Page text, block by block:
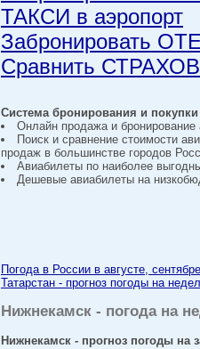
ТАКСИ в аэропорт
Забронировать
Сравнить
Система бронирования и покупки
Онлайн продажа и
Поиск и сравнение стоимости
продаж в большинстве городов
Авиабилеты по наиболее
Дешевые авиабилеты на
Погода в России в августе,
Татарстан - прогноз погоды на
Нижнекамск - погода на
Нижнекамск - прогноз погоды на